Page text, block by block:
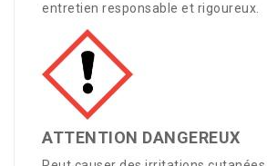
entretien responsable et rigoureux.
ATTENTION DANGEREUX